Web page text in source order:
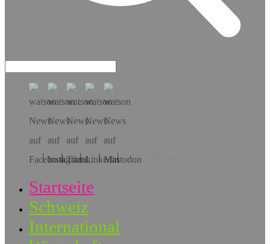
Hol dir die App!
Startseite
Schweiz
International